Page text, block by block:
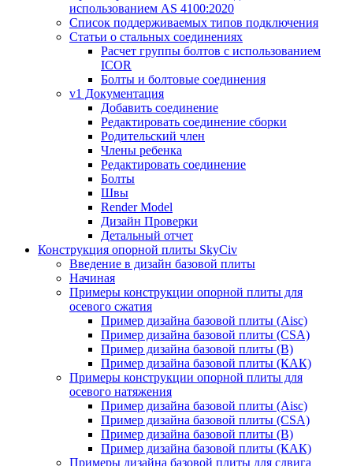
использованием AS 4100:2020
Список поддерживаемых типов подключения
Статьи о стальных соединениях
Расчет группы болтов с использованием
ICOR
Болты и болтовые соединения
v1 Документация
Добавить соединение
Редактировать соединение сборки
Родительский член
Члены ребенка
Редактировать соединение
Болты
Швы
Render Model
Дизайн Проверки
Детальный отчет
Конструкция опорной плиты SkyCiv
Введение в дизайн базовой плиты
Начиная
Примеры конструкции опорной плиты для
осевого сжатия
Пример дизайна базовой плиты (Aisc)
Пример дизайна базовой плиты (CSA)
Пример дизайна базовой плиты (В)
Пример дизайна базовой плиты (КАК)
Примеры конструкции опорной плиты для
осевого натяжения
Пример дизайна базовой плиты (Aisc)
Пример дизайна базовой плиты (CSA)
Пример дизайна базовой плиты (В)
Пример дизайна базовой плиты (КАК)
Примеры дизайна базовой плиты для сдвига